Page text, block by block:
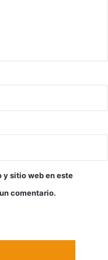
y sitio web en este
comentario.